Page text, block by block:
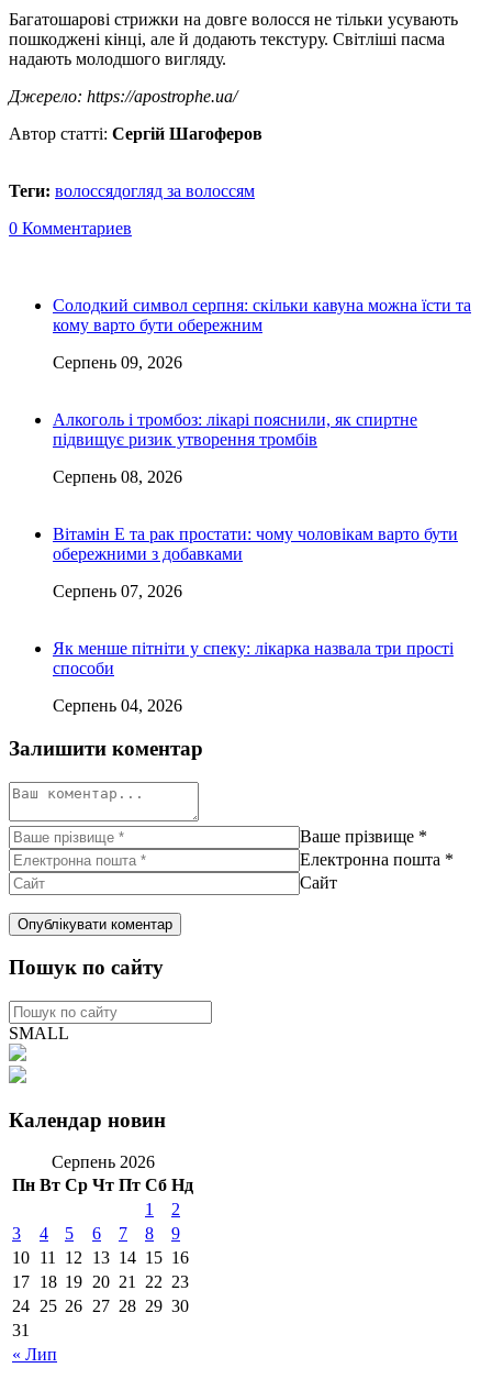
Багатошарові стрижки на довге волосся не тільки усувають
пошкоджені кінці, але й додають текстуру. Світліші пасма
надають молодшого вигляду.
Джерело: https://apostrophe.ua/
Автор статті: Сергій Шагоферов
Теги: волоссядогляд за волоссям
0 Комментариев
Солодкий символ серпня: скільки кавуна можна їсти та
кому варто бути обережним
Серпень 09, 2026
Алкоголь і тромбоз: лікарі пояснили, як спиртне
підвищує ризик утворення тромбів
Серпень 08, 2026
Вітамін Е та рак простати: чому чоловікам варто бути
обережними з добавками
Серпень 07, 2026
Як менше пітніти у спеку: лікарка назвала три прості
способи
Серпень 04, 2026
Залишити коментар
Ваше прізвище *
Електронна пошта *
Сайт
Пошук по сайту
SMALL
Календар новин
Серпень 2026
Пн Вт Ср Чт Пт Сб Нд
« Лип
1
2
3
4 5 6 7 8
9
10 11 12 13 14 15 16
17 18 19 20 21 22 23
24 25 26 27 28 29 30
31